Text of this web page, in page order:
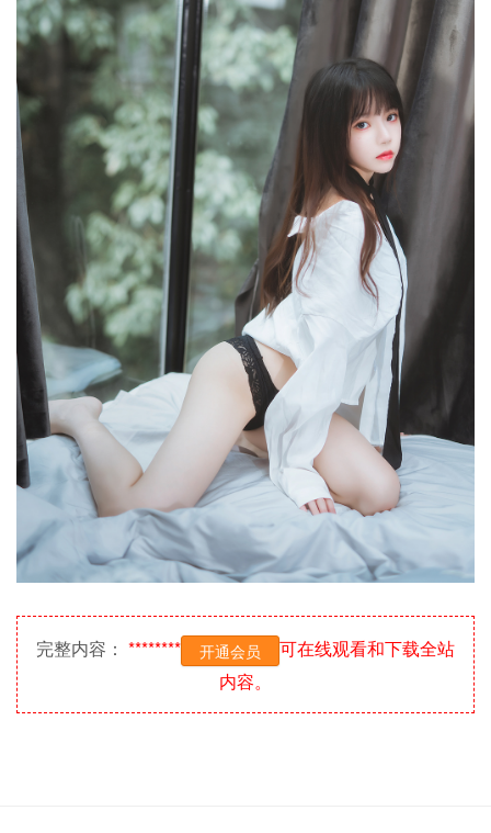
完整内容： ******** 开通会员
可在线观看和下载全站
内容。